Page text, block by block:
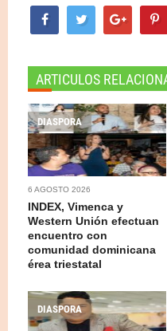
ARTICULOS
DIASPORA
6 AGOSTO 2026
INDEX, Vimenca y
Western Unión efectuan
encuentro con
comunidad dominicana
érea triestatal
DIASPORA